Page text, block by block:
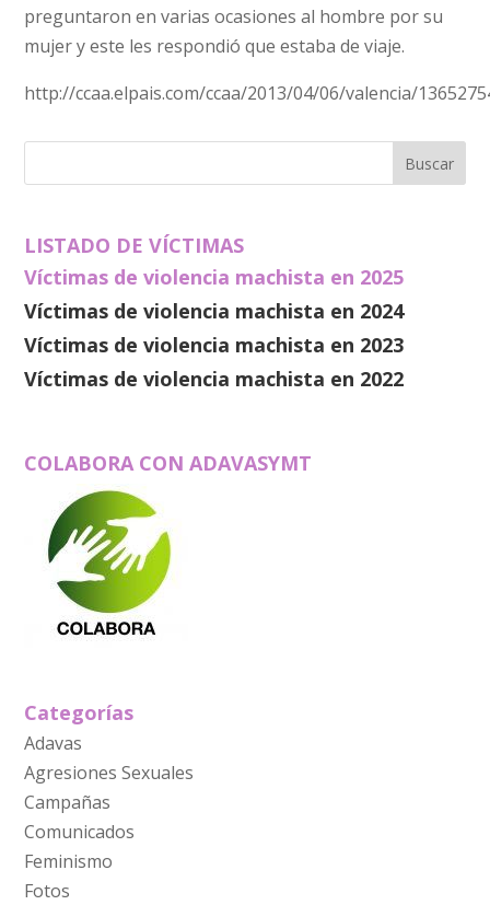
preguntaron en varias ocasiones al hombre por su
mujer y este les respondió que estaba de viaje.
http://ccaa.elpais.com/ccaa/2013/04/06/valencia/
LISTADO DE VÍCTIMAS
Víctimas de violencia machista en 2025
Víctimas de violencia machista en 2024
Víctimas de violencia machista en 2023
Víctimas de violencia machista en 2022
COLABORA CON ADAVASYMT
Categorías
Adavas
Agresiones Sexuales
Campañas
Comunicados
Feminismo
Fotos